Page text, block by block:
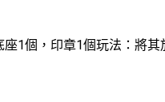
1個，印章1個玩法：將